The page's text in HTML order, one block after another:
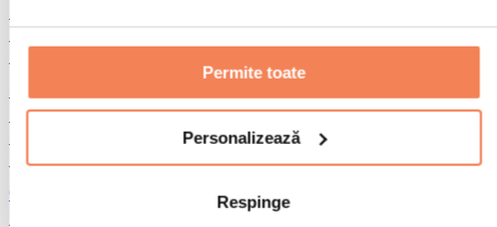
Permite toate
Personalizează
Respinge
Unturi dulci din nuci
Superalimente verzi
Alte superalimente
Gustări proteice